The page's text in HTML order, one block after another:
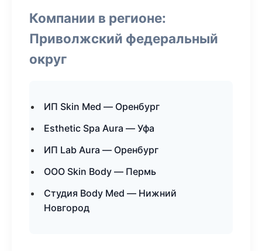
Компании в регионе:
Приволжский федеральный
округ
ИП Skin Med — Оренбург
Esthetic Spa Aura — Уфа
ИП Lab Aura — Оренбург
ООО Skin Body — Пермь
Студия Body Med — Нижний
Новгород